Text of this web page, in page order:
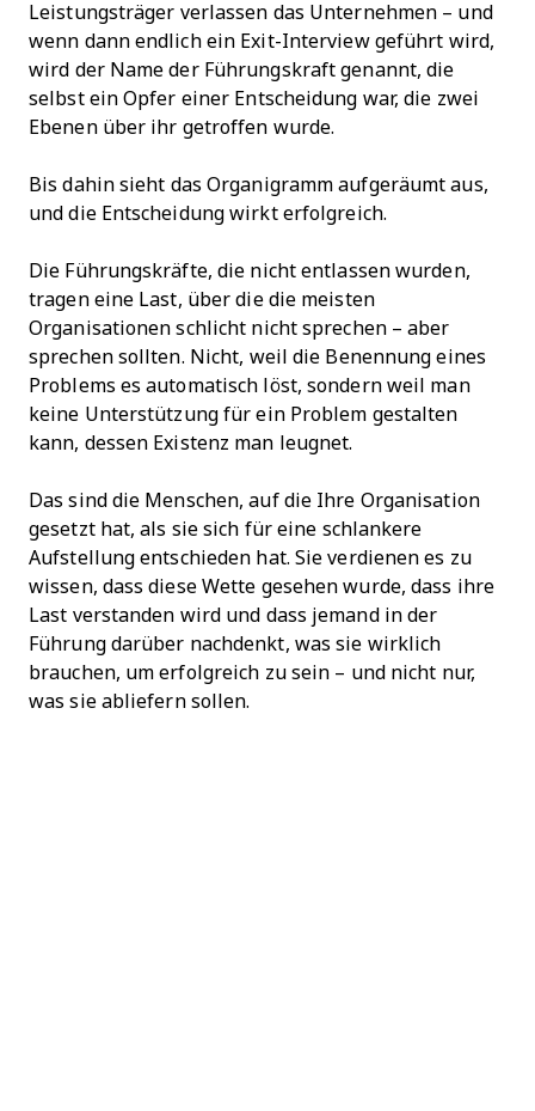
Leistungsträger verlassen das Unternehmen – und
wenn dann endlich ein Exit-Interview geführt wird,
wird der Name der Führungskraft genannt, die
selbst ein Opfer einer Entscheidung war, die zwei
Ebenen über ihr getroffen wurde.
Bis dahin sieht das Organigramm aufgeräumt aus,
und die Entscheidung wirkt erfolgreich.
Die Führungskräfte, die nicht entlassen wurden,
tragen eine Last, über die die meisten
Organisationen schlicht nicht sprechen – aber
sprechen sollten. Nicht, weil die Benennung eines
Problems es automatisch löst, sondern weil man
keine Unterstützung für ein Problem gestalten
kann, dessen Existenz man leugnet.
Das sind die Menschen, auf die Ihre Organisation
gesetzt hat, als sie sich für eine schlankere
Aufstellung entschieden hat. Sie verdienen es zu
wissen, dass diese Wette gesehen wurde, dass ihre
Last verstanden wird und dass jemand in der
Führung darüber nachdenkt, was sie wirklich
brauchen, um erfolgreich zu sein – und nicht nur,
was sie abliefern sollen.